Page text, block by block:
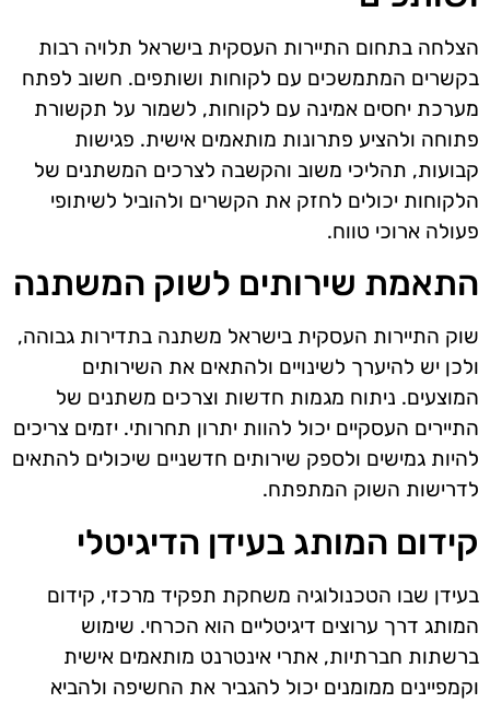
הצלחה בתחום התיירות העסקית בישראל תלויה רבות
בקשרים המתמשכים עם לקוחות ושותפים. חשוב לפתח
מערכת יחסים אמינה עם לקוחות, לשמור על תקשורת
פתוחה ולהציע פתרונות מותאמים אישית. פגישות
קבועות, תהליכי משוב והקשבה לצרכים המשתנים של
הלקוחות יכולים לחזק את הקשרים ולהוביל לשיתופי
פעולה ארוכי טווח.
התאמת שירותים לשוק המשתנה
שוק התיירות העסקית בישראל משתנה בתדירות גבוהה,
ולכן יש להיערך לשינויים ולהתאים את השירותים
המוצעים. ניתוח מגמות חדשות וצרכים משתנים של
התיירים העסקיים יכול להוות יתרון תחרותי. יזמים צריכים
להיות גמישים ולספק שירותים חדשניים שיכולים להתאים
לדרישות השוק המתפתח.
קידום המותג בעידן הדיגיטלי
בעידן שבו הטכנולוגיה משחקת תפקיד מרכזי, קידום
המותג דרך ערוצים דיגיטליים הוא הכרחי. שימוש
ברשתות חברתיות, אתרי אינטרנט מותאמים אישית
וקמפיינים ממומנים יכול להגביר את החשיפה ולהביא